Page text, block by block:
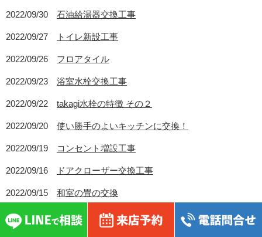
2022/09/30 石油給湯器交換工事
2022/09/27 トイレ新設工事
2022/09/26 フロアタイル
2022/09/23 浴室水栓交換工事
2022/09/22 takagi水栓の特徴 その２
2022/09/20 使い勝手のよいキッチンに交換！
2022/09/19 コンセント増設工事
2022/09/16 ドアクローザー交換工事
2022/09/15 和室の畳の交換
2022/09/13 雨樋交換工事